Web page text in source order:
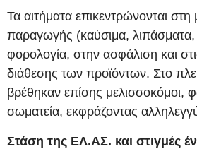
Τα αιτήματα επικεντρώνονται
παραγωγής (καύσιμα,
φορολογία, στην ασφάλιση και
διάθεσης των προϊόντων. Στο
βρέθηκαν επίσης μελισσοκόμοι,
σωματεία, εκφράζοντας
Στάση της ΕΛ.ΑΣ. και στιγμές